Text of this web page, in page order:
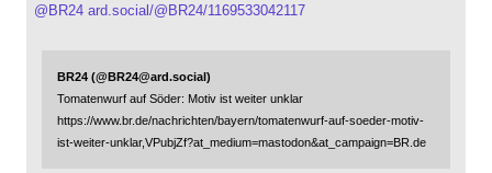
@ BR24 ard.social/@BR24/1169533042117
BR24 (@BR24@ard.social)
Tomatenwurf auf Söder: Motiv ist weiter unklar
https://www.br.de/nachrichten/bayern/tomatenwurf-auf-soeder-motiv-
ist-weiter-unklar,VPubjZf?at_medium=mastodon&at_campaign=BR.de